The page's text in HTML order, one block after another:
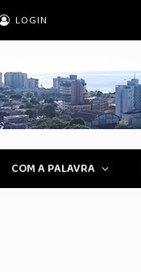
LOGIN
COM A PALAVRA